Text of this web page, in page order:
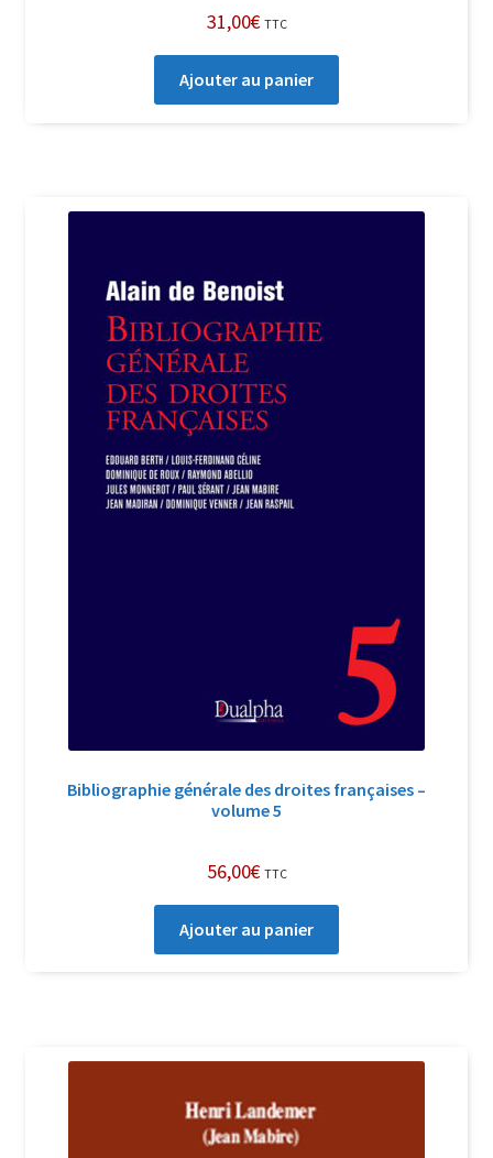
31,00€ TTC
Ajouter au panier
Bibliographie générale des droites françaises –
volume 5
56,00€ TTC
Ajouter au panier